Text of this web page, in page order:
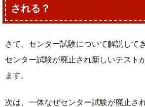
される？
さて、センター試験について解説して
センター試験が廃止され新しいテスト
ます。
次は、一体なぜセンター試験が廃止さ